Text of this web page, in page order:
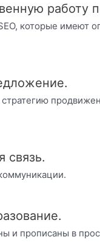
работу
которые имеют
связь.
и прописаны в